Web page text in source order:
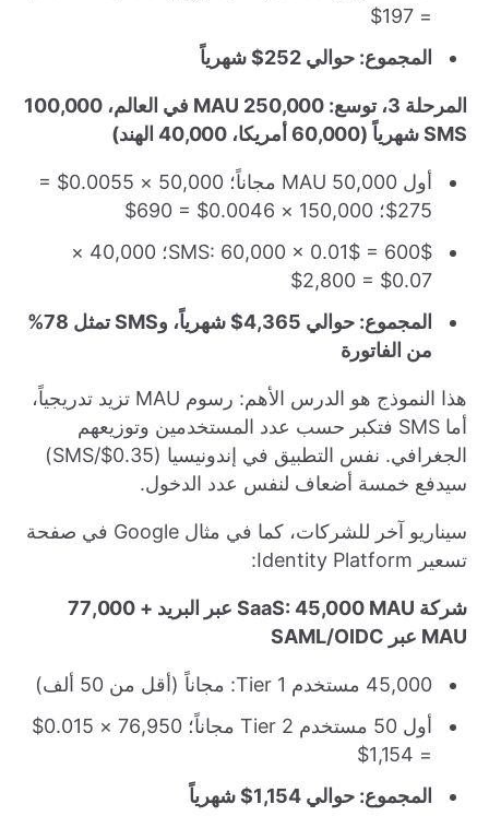
= 197$
المجموع: حوالي 252$ شهرياً
المرحلة 3، توسع: 250,000 MAU في العالم، 100,000
SMS شهرياً (60,000 أمريكا، 40,000 الهند)
أول 50,000 MAU مجاناً؛ 50,000 × 0.0055$ =
275$؛ 150,000 × 0.0046$ = 690$
SMS: 60,000 × 0.01$ = 600$؛ 40,000 ×
0.07$ = 2,800$
المجموع: حوالي 4,365$ شهرياً، وSMS تمثل 78%
من الفاتورة
هذا النموذج هو الدرس الأهم: رسوم MAU تزيد تدريجياً،
أما SMS فتكبر حسب عدد المستخدمين وتوزيعهم
الجغرافي. نفس التطبيق في إندونيسيا (0.35$/SMS)
سيدفع خمسة أضعاف لنفس عدد الدخول.
سيناريو آخر للشركات، كما في مثال Google في صفحة
تسعير Identity Platform:
شركة SaaS: 45,000 MAU عبر البريد + 77,000
MAU عبر SAML/OIDC
45,000 مستخدم Tier 1: مجاناً (أقل من 50 ألف)
أول 50 مستخدم Tier 2 مجاناً؛ 76,950 × 0.015$
= 1,154$
المجموع: حوالي 1,154$ شهرياً